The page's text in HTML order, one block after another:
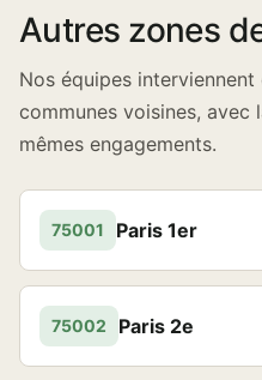
Autres zones
Nos équipes
communes voisines, avec
mêmes engagements.
75001 Paris 1er
75002 Paris 2e